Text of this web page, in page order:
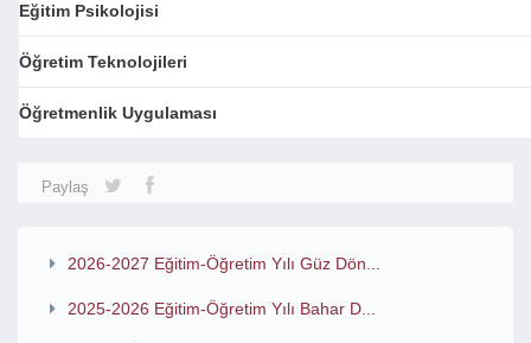
Eğitim Psikolojisi
Öğretim Teknolojileri
Öğretmenlik Uygulaması
Paylaş
2026-2027 Eğitim-Öğretim Yılı Güz Dön...
2025-2026 Eğitim-Öğretim Yılı Bahar D...